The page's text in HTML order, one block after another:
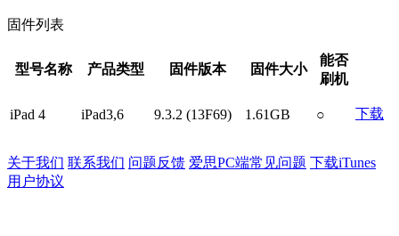
固件列表
型号名称 产品类型 固件版本 固件大小
能否
刷机
iPad 4 iPad3,6 9.3.2 (13F69) 1.61GB ○ 下载
关于我们 联系我们 问题反馈 爱思PC端常见问题 下载iTunes
用户协议